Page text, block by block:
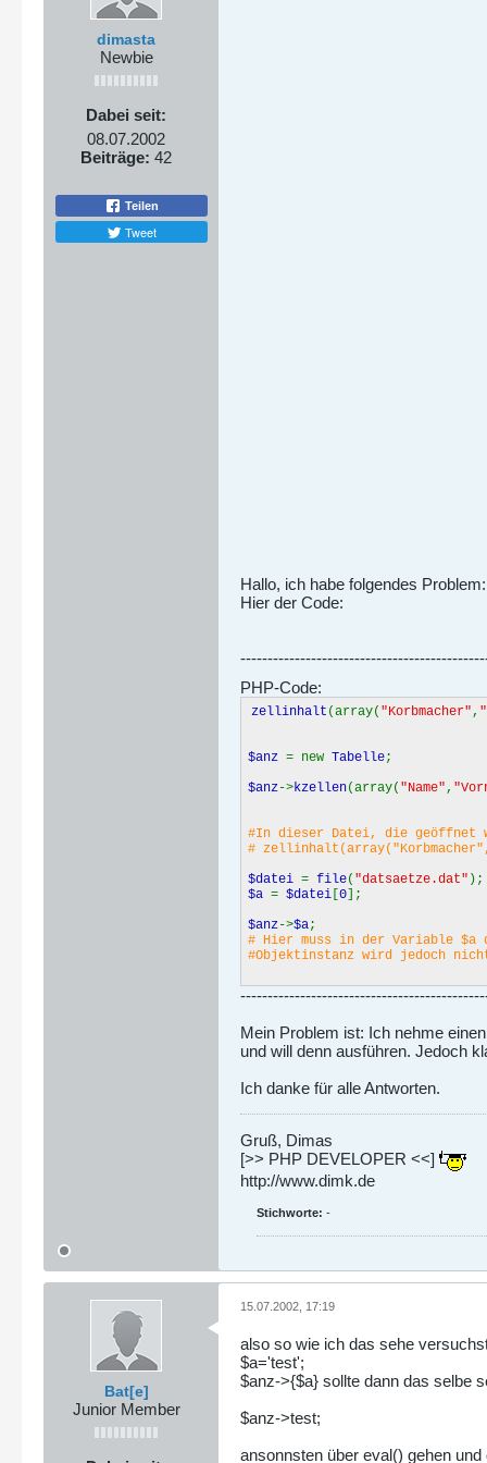
dimasta
Newbie
Dabei seit:
08.07.2002
Beiträge: 42
Teilen
Tweet
Hallo, ich habe folgendes Problem:
Hier der Code:
PHP-Code:
zellinhalt (array( "Korbmacher",
$anz = new Tabelle
$anz->kzellen(array( "Name",
#In dieser Datei, die geöffnet
#
$datei = file( "datsaetze.dat" );
$a = $datei 0 ];
$anz->$a;
# Hier muss in der Variable $a
#Objektinstanz wird jedoch
Mein Problem ist: Ich nehme
und will denn ausführen. Jedoch
Ich danke für alle Antworten.
Gruß, Dimas
[>> PHP DEVELOPER <<]
http://www.dimk.de
Stichworte: -
Bat[e]
Junior Member
15.07.2002, 17:19
also so wie ich das sehe
$a='test';
$anz->{$a} sollte dann das selbe
$anz->test;
ansonnsten über eval() gehen